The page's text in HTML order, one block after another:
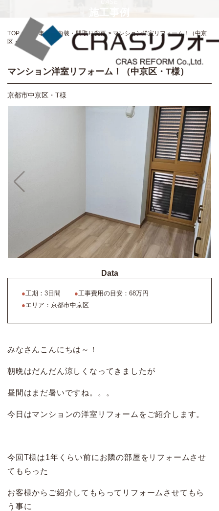
施工事例
TOP> 施工事例 >内装・間取り変更> マンション洋室リフォーム！（中京
区・T様）
マンション洋室リフォーム！（中京区・T様）
京都市中京区・T様
Data
●工期：3日間 ●工事費用の目安：68万円
●エリア：京都市中京区
みなさんこんにちは～！
朝晩はだんだん涼しくなってきましたが
昼間はまだ暑いですね。。。
今日はマンションの洋室リフォームをご紹介します。
今回T様は1年くらい前にお隣の部屋をリフォームさせ
てもらった
お客様からご紹介してもらってリフォームさせてもら
う事に